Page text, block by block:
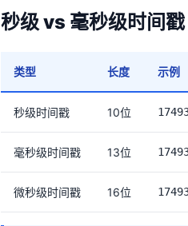
秒级 vs 毫秒级时间戳
类型 长度 示例
秒级时间戳 10位
毫秒级时间戳 13位
微秒级时间戳 16位